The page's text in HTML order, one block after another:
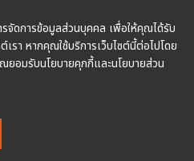
จัดการข้อมูลส่วนบุคคล เพื่อให้คุณได้รับ
รา หากคุณใช้บริการเว็บไซต์นี้ต่อไปโดย
ยอมรับนโยบายคุกกี้และนโยบายส่วน